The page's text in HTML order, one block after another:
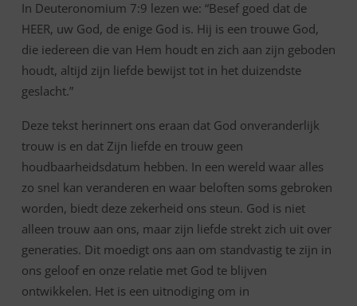
In Deuteronomium 7:9 lezen we: “Besef goed dat de
HEER, uw God, de enige God is. Hij is een trouwe God,
die iedereen die van Hem houdt en zich aan zijn geboden
houdt, altijd zijn liefde bewijst tot in het duizendste
geslacht.”
Deze tekst herinnert ons eraan dat God onveranderlijk
trouw is en dat Zijn liefde en trouw geen
houdbaarheidsdatum hebben. In een wereld waar alles
zo snel kan veranderen en waar beloften soms gebroken
worden, biedt deze zekerheid ons steun. God is niet
alleen trouw aan ons, maar zijn liefde strekt zich uit over
generaties. Dit moedigt ons aan om standvastig te zijn in
ons geloof en onze relatie met God te blijven
ontwikkelen. Het is een uitnodiging om in